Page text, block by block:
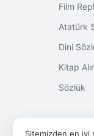
Film
Atatürk
Dini
Kitap
Sözlük
Sitemizden en iyi